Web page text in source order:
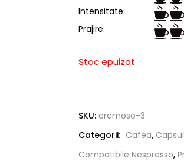
Intensitate:
Prajire:
Stoc epuizat
SKU: cremoso-3
Categorii: Cafea,
Compatibile Nespresso,